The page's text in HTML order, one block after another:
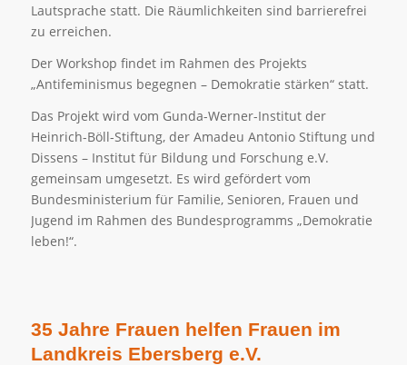
Lautsprache statt. Die Räumlichkeiten sind barrierefrei
zu erreichen.
Der Workshop findet im Rahmen des Projekts
„Antifeminismus begegnen – Demokratie stärken“ statt.
Das Projekt wird vom Gunda-Werner-Institut der
Heinrich-Böll-Stiftung, der Amadeu Antonio Stiftung und
Dissens – Institut für Bildung und Forschung e.V.
gemeinsam umgesetzt. Es wird gefördert vom
Bundesministerium für Familie, Senioren, Frauen und
Jugend im Rahmen des Bundesprogramms „Demokratie
leben!“.
35 Jahre Frauen helfen Frauen im
Landkreis Ebersberg e.V.